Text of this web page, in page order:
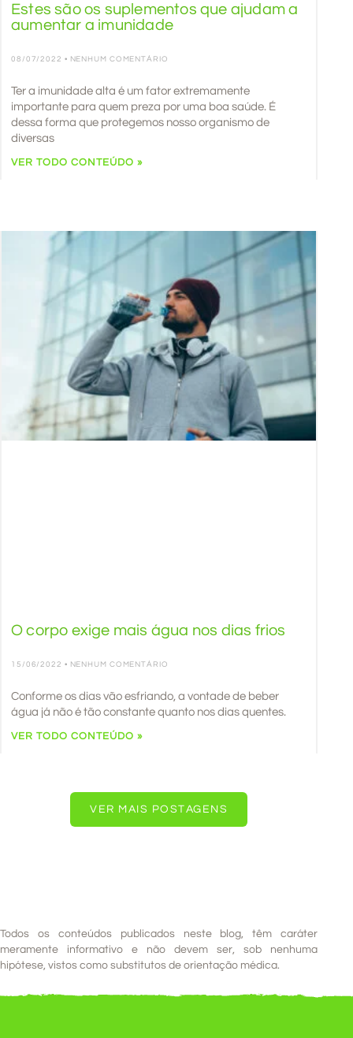
Estes são os suplementos que ajudam a
aumentar a imunidade
08/07/2022 NENHUM COMENTÁRIO
Ter a imunidade alta é um fator extremamente
importante para quem preza por uma boa saúde. É
dessa forma que protegemos nosso organismo de
diversas
VER TODO CONTEÚDO »
O corpo exige mais água nos dias frios
15/06/2022 NENHUM COMENTÁRIO
Conforme os dias vão esfriando, a vontade de beber
água já não é tão constante quanto nos dias quentes.
VER TODO CONTEÚDO »
VER MAIS POSTAGENS
Todos os conteúdos publicados neste blog, têm caráter
meramente informativo e não devem ser, sob nenhuma
hipótese, vistos como substitutos de orientação médica.